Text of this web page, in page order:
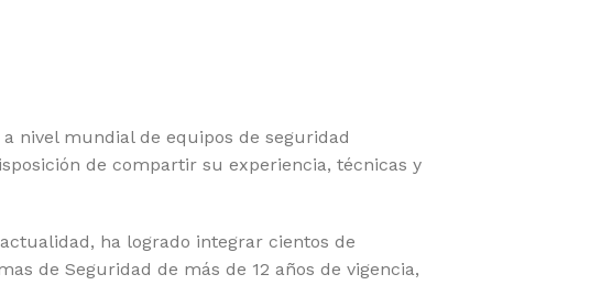
nivel mundial de equipos de seguridad
de compartir su experiencia, técnicas y
ha logrado integrar cientos de
de Seguridad de más de 12 años de vigencia,